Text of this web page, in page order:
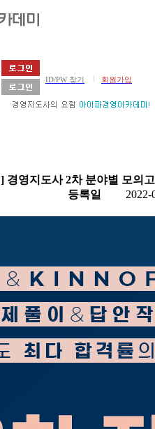
ID/PW 찾기 회원가입
] 경영지도사 2차 분야별 모의
등록일 2022-